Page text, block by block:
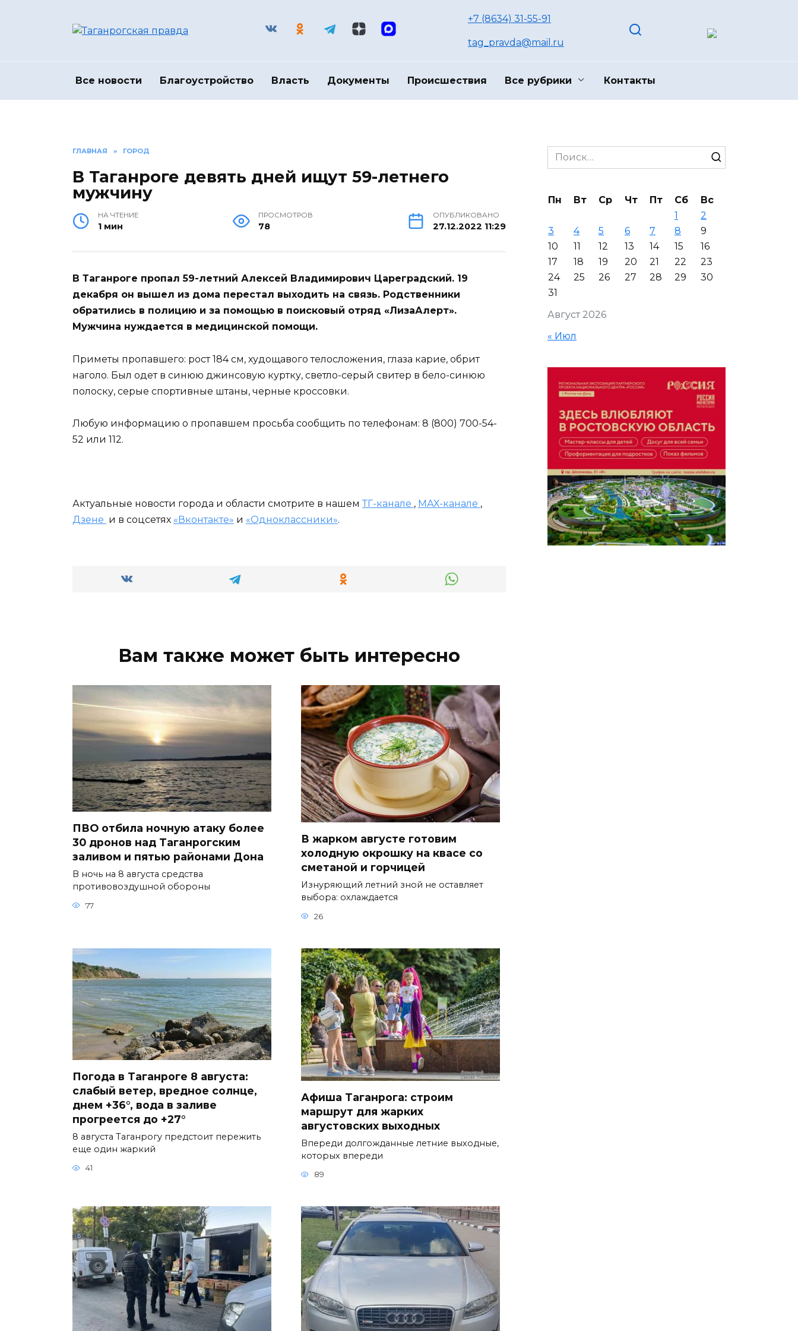
+7 (8634) 31-55-91
tag_pravda@mail.ru
Все новости Благоустройство Власть Документы Происшествия Все рубрики Контакты
ГЛАВНАЯ » ГОРОД
В Таганроге девять дней ищут 59-летнего
мужчину
НА ЧТЕНИЕ
1 мин
ПРОСМОТРОВ
78
ОПУБЛИКОВАНО
27.12.2022 11:29
В Таганроге пропал 59-летний Алексей Владимирович Цареградский. 19
декабря он вышел из дома перестал выходить на связь. Родственники
обратились в полицию и за помощью в поисковый отряд «ЛизаАлерт».
Мужчина нуждается в медицинской помощи.
Приметы пропавшего: рост 184 см, худощавого телосложения, глаза карие, обрит
наголо. Был одет в синюю джинсовую куртку, светло-серый свитер в бело-синюю
полоску, серые спортивные штаны, черные кроссовки.
Любую информацию о пропавшем просьба сообщить по телефонам: 8 (800) 700-54-
52 или 112.
Актуальные новости города и области смотрите в нашем ТГ-канале , МАХ-канале ,
Дзене и в соцсетях «Вконтакте» и «Одноклассники».
Вам также может быть интересно
ПВО отбила ночную атаку более
30 дронов над Таганрогским
заливом и пятью районами Дона
В ночь на 8 августа средства
противовоздушной обороны
77
В жарком августе готовим
холодную окрошку на квасе со
сметаной и горчицей
Изнуряющий летний зной не оставляет
выбора: охлаждается
26
Погода в Таганроге 8 августа:
слабый ветер, вредное солнце,
днем +36°, вода в заливе
прогреется до +27°
8 августа Таганрогу предстоит пережить
еще один жаркий
41
Афиша Таганрога: строим
маршрут для жарких
августовских выходных
Впереди долгожданные летние выходные,
которых впереди
89
Search
for:
Август 2026
Пн Вт Ср Чт Пт Сб
Вс
1
2
3
4 5 6 7 8
9
10
11 12 13 14 15
16
17
18 19 20 21 22
23
24
25 26 27 28 29
30
31
« Июл